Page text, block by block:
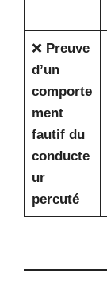
❌ Preuve
d’un
comporte
ment
fautif du
conducte
ur
percuté